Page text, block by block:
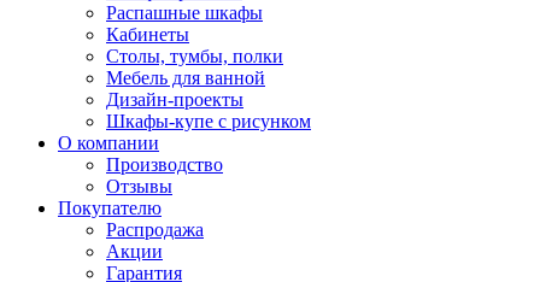
Распашные шкафы
Кабинеты
Столы, тумбы, полки
Мебель для ванной
Дизайн-проекты
Шкафы-купе с рисунком
О компании
Производство
Отзывы
Покупателю
Распродажа
Акции
Гарантия